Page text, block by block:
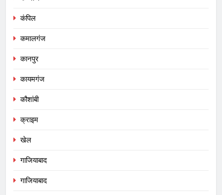
कंपिल
कमालगंज
कानपुर
कायमगंज
कौशांबी
क्राइम
खेल
गाजियाबाद
गाजियाबाद